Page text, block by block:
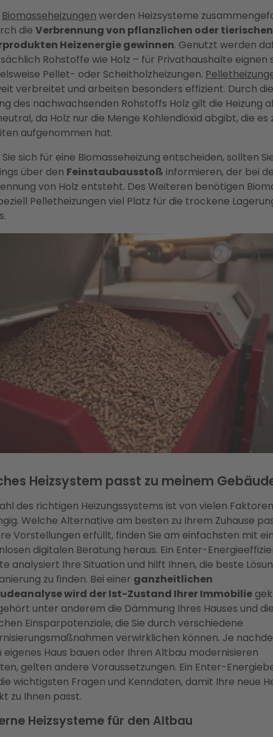
Biomasseheizungen werden Heizsysteme
die Verbrennung von pflanzlichen oder tierischen
Heizenergie gewinnen. Genutzt werden
Rohstoffe wie Holz – für Privathaushalte eignen
Pellet- oder Scheitholzheizungen.
verbreitet und arbeiten besonders effizient. Durch die
des nachwachsenden Rohstoffs Holz gilt die Heizung
da Holz nur die Menge Kohlendioxid abgibt, die es
aufgenommen hat.
sich für eine Biomasseheizung entscheiden, sollten
über den Feinstaubausstoß informieren, der bei
von Holz entsteht. Des Weiteren benötigen
Pelletheizungen viel Platz für die trockene
Heizsystem passt zu meinem
des richtigen Heizungssystems ist von vielen Faktoren
Welche Alternative am besten zu Ihrem Zuhause
Vorstellungen erfüllt, finden Sie am einfachsten mit
digitalen Beratung heraus. Ein Enter-
analysiert Ihre Situation und hilft Ihnen, die beste
zu finden. Bei einer ganzheitlichen
wird der Ist-Zustand Ihrer Immobilie
unter anderem die Dämmung Ihres Hauses und
Einsparpotenziale, die Sie durch verschiedene
verwirklichen können. Je
eigenes Haus bauen oder Ihren Altbau modernisieren
gelten andere Voraussetzungen. Ein Enter-
wichtigsten Fragen und Kenndaten, damit Ihre neue
zu Ihnen passt.
Heizsysteme für den Altbau